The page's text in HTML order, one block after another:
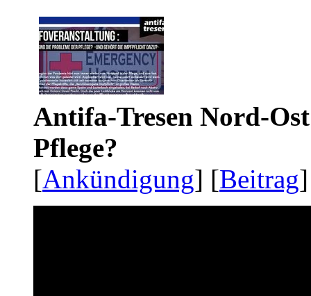
Antifa-Tresen Nord-
Pflege?
[Ankündigung] [Beitrag